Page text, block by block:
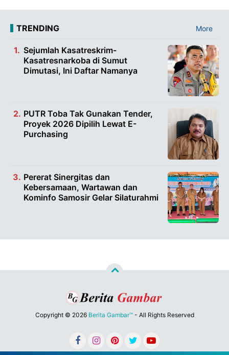
TRENDING More
Sejumlah Kasatreskrim-
Kasatresnarkoba di Sumut
Dimutasi, Ini Daftar Namanya
PUTR Toba Tak Gunakan Tender,
Proyek 2026 Dipilih Lewat E-
Purchasing
Pererat Sinergitas dan
Kebersamaan, Wartawan dan
Kominfo Samosir Gelar Silaturahmi
Copyright © 2026 Berita Gambar™- All Rights Reserved